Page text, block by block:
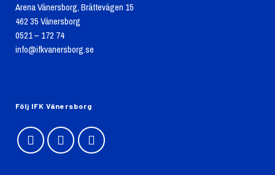
Arena Vänersborg, Brättevägen 15
462 35 Vänersborg
0521 – 172 74
info@ifkvanersborg.se
Följ IFK Vänersborg